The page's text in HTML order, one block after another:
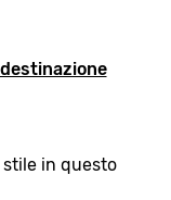
in questo